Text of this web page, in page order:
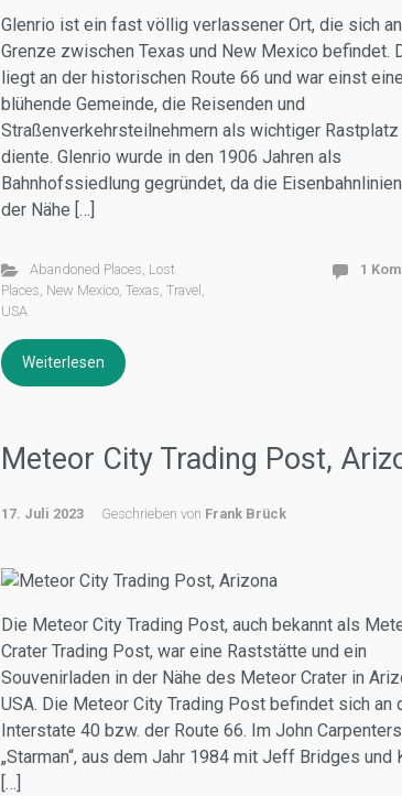
Glenrio ist ein fast völlig verlassener Ort, die sich
Grenze zwischen Texas und New Mexico befindet.
liegt an der historischen Route 66 und war einst eine
blühende Gemeinde, die Reisenden und
Straßenverkehrsteilnehmern als wichtiger Rastplatz
diente. Glenrio wurde in den 1906 Jahren als
Bahnhofssiedlung gegründet, da die
der Nähe […]
Abandoned Places, Lost
Places, New Mexico, Texas, Travel ,
USA
1
Weiterlesen
Meteor City Trading Post,
17. Juli 2023 Geschrieben von Frank Brück
Die Meteor City Trading Post, auch bekannt als
Crater Trading Post, war eine Raststätte und ein
Souvenirladen in der Nähe des Meteor Crater in
USA. Die Meteor City Trading Post befindet sich an
Interstate 40 bzw. der Route 66. Im John Carpenters
„Starman“, aus dem Jahr 1984 mit Jeff Bridges und
[…]